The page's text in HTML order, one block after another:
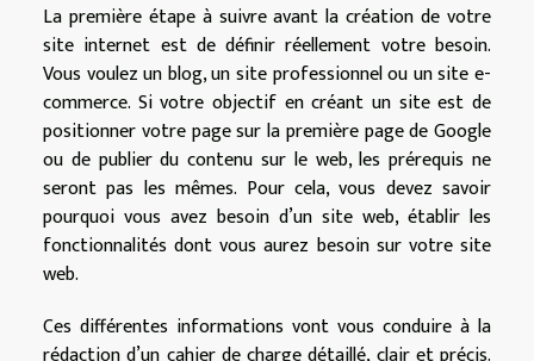
La première étape à suivre avant la création de votre
site internet est de définir réellement votre besoin.
Vous voulez un blog, un site professionnel ou un site e-
commerce. Si votre objectif en créant un site est de
positionner votre page sur la première page de Google
ou de publier du contenu sur le web, les prérequis ne
seront pas les mêmes. Pour cela, vous devez savoir
pourquoi vous avez besoin d’un site web, établir les
fonctionnalités dont vous aurez besoin sur votre site
web.
Ces différentes informations vont vous conduire à la